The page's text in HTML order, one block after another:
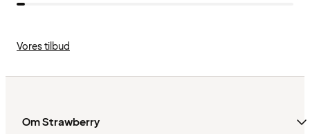
Vores tilbud
Om Strawberry